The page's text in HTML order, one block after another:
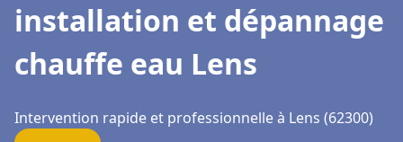
installation et dépannage
chauffe eau Lens
Intervention rapide et professionnelle à Lens (62300)